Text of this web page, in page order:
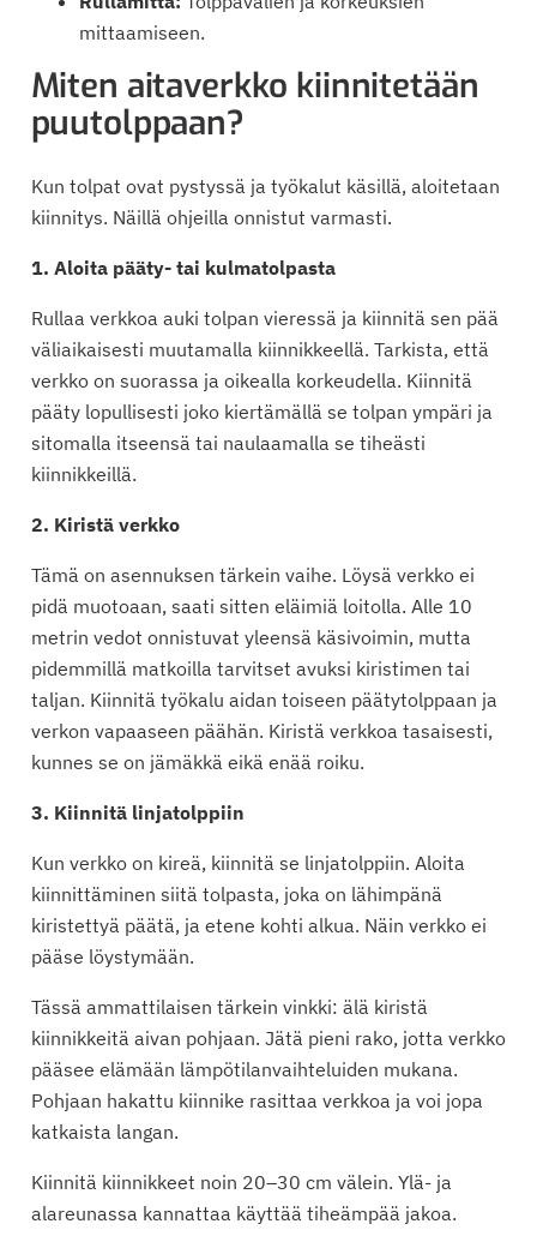
mittaamiseen.
Miten aitaverkko kiinnitetään
puutolppaan?
Kun tolpat ovat pystyssä ja työkalut käsillä, aloitetaan
kiinnitys. Näillä ohjeilla onnistut varmasti.
1. Aloita pääty- tai kulmatolpasta
Rullaa verkkoa auki tolpan vieressä ja kiinnitä sen pää
väliaikaisesti muutamalla kiinnikkeellä. Tarkista, että
verkko on suorassa ja oikealla korkeudella. Kiinnitä
pääty lopullisesti joko kiertämällä se tolpan ympäri ja
sitomalla itseensä tai naulaamalla se tiheästi
kiinnikkeillä.
2. Kiristä verkko
Tämä on asennuksen tärkein vaihe. Löysä verkko ei
pidä muotoaan, saati sitten eläimiä loitolla. Alle 10
metrin vedot onnistuvat yleensä käsivoimin, mutta
pidemmillä matkoilla tarvitset avuksi kiristimen tai
taljan. Kiinnitä työkalu aidan toiseen päätytolppaan ja
verkon vapaaseen päähän. Kiristä verkkoa tasaisesti,
kunnes se on jämäkkä eikä enää roiku.
3. Kiinnitä linjatolppiin
Kun verkko on kireä, kiinnitä se linjatolppiin. Aloita
kiinnittäminen siitä tolpasta, joka on lähimpänä
kiristettyä päätä, ja etene kohti alkua. Näin verkko ei
pääse löystymään.
Tässä ammattilaisen tärkein vinkki: älä kiristä
kiinnikkeitä aivan pohjaan. Jätä pieni rako, jotta verkko
pääsee elämään lämpötilanvaihteluiden mukana.
Pohjaan hakattu kiinnike rasittaa verkkoa ja voi jopa
katkaista langan.
Kiinnitä kiinnikkeet noin 20–30 cm välein. Ylä- ja
alareunassa kannattaa käyttää tiheämpää jakoa.